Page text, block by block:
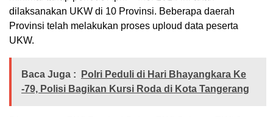
dilaksanakan UKW di 10 Provinsi. Beberapa daerah
Provinsi telah melakukan proses uploud data peserta
UKW.
Baca Juga :
Polri Peduli di Hari Bhayangkara Ke
-79, Polisi Bagikan Kursi Roda di Kota Tangerang